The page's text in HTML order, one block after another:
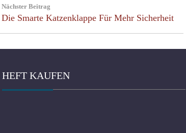
Nächster Beitrag
Next
Post:
Die Smarte Katzenklappe Für Mehr Sicherheit
HEFT KAUFEN